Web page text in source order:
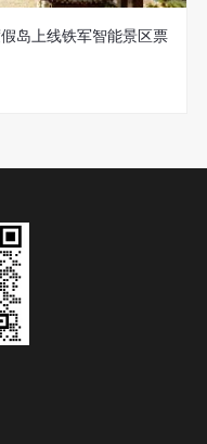
岛上线铁军智能景区票